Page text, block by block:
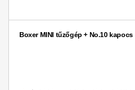
Boxer MINI tűzőgép + No.10 kapocs